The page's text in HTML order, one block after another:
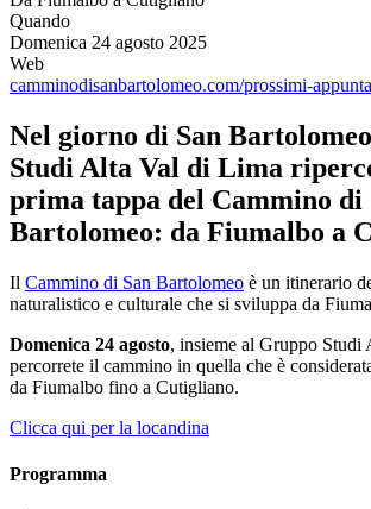
Quando
Domenica 24 agosto 2025
Web
camminodisanbartolomeo.com/prossimi-
Nel giorno di San
Studi Alta Val di Lima
prima tappa del Cammino di
Bartolomeo: da Fiumalbo a
Il Cammino di San Bartolomeo è un itinerario
naturalistico e culturale che si sviluppa da
Domenica 24 agosto, insieme al Gruppo Studi
percorrete il cammino in quella che è
da Fiumalbo fino a Cutigliano.
Clicca qui per la locandina
Programma